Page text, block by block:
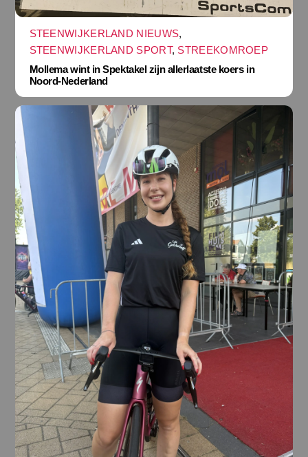
STEENWIJKERLAND NIEUWS,
STEENWIJKERLAND SPORT, STREEKOMROEP
Mollema wint in Spektakel zijn allerlaatste koers in
Noord-Nederland